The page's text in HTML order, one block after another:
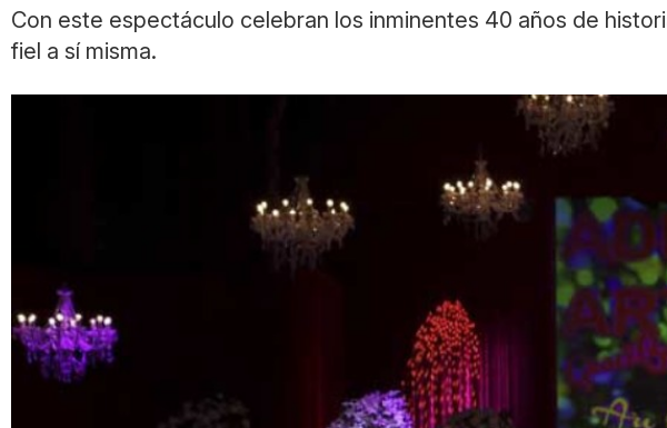
Con este espectáculo celebran los inminentes 40 años de
fiel a sí misma.